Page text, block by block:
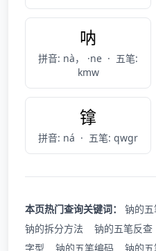
呐
拼音: nà， ·ne · 五笔:
kmw
镎
拼音: ná · 五笔: qwgr
本页热门查询关键词： 钠的
钠的拆分方法
钠的五笔反查
字型
钠的五笔编码 钠的